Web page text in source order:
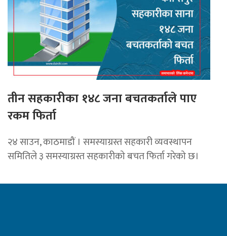
तीन सहकारीका १४८ जना बचतकर्ताले पाए
रकम फिर्ता
२४ साउन, काठमाडौं । समस्याग्रस्त सहकारी व्यवस्थापन
समितिले ३ समस्याग्रस्त सहकारीको बचत फिर्ता गरेको छ।